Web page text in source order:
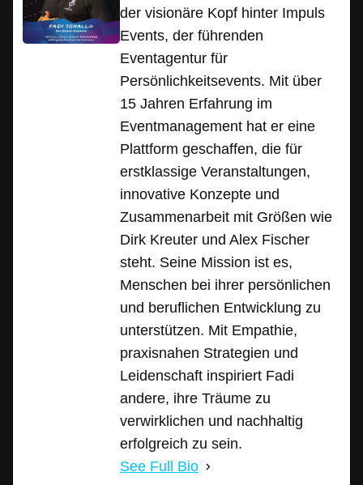
der visionäre Kopf hinter Impuls
Events, der führenden
Eventagentur für
Persönlichkeitsevents. Mit über
15 Jahren Erfahrung im
Eventmanagement hat er eine
Plattform geschaffen, die für
erstklassige Veranstaltungen,
innovative Konzepte und
Zusammenarbeit mit Größen wie
Dirk Kreuter und Alex Fischer
steht. Seine Mission ist es,
Menschen bei ihrer persönlichen
und beruflichen Entwicklung zu
unterstützen. Mit Empathie,
praxisnahen Strategien und
Leidenschaft inspiriert Fadi
andere, ihre Träume zu
verwirklichen und nachhaltig
erfolgreich zu sein.
See Full Bio